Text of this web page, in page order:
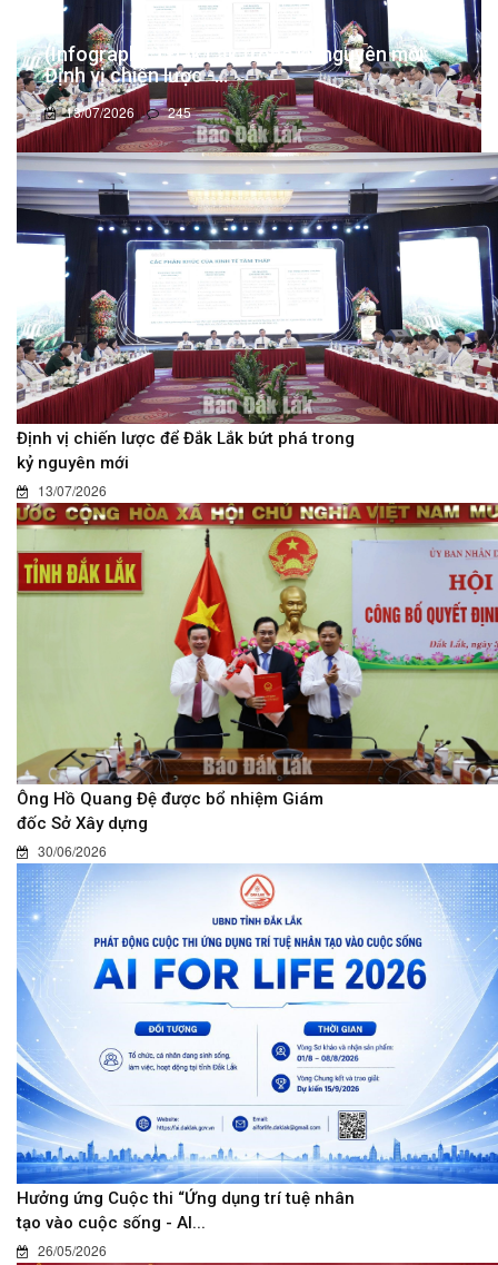
(Infographic) Đắk Lắk trong kỷ nguyên mới:
Định vị chiến lược -...
13/07/2026 245
Định vị chiến lược để Đắk Lắk bứt phá trong
kỷ nguyên mới
13/07/2026
Ông Hồ Quang Đệ được bổ nhiệm Giám
đốc Sở Xây dựng
30/06/2026
Hưởng ứng Cuộc thi “Ứng dụng trí tuệ nhân
tạo vào cuộc sống - AI...
26/05/2026